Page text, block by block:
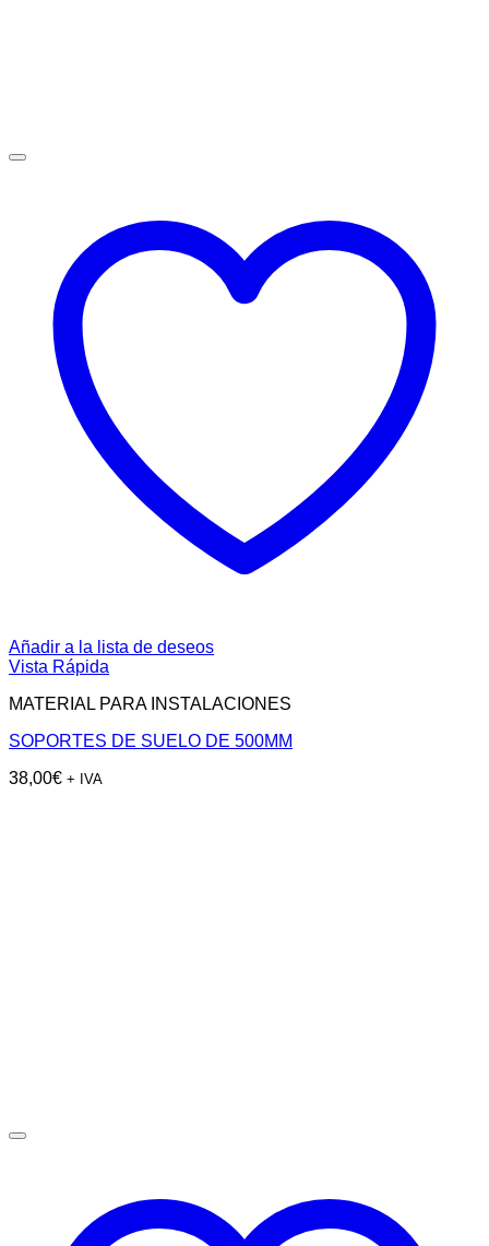
Añadir a la lista de deseos
Vista Rápida
MATERIAL PARA INSTALACIONES
SOPORTES DE SUELO DE 500MM
38,00€ + IVA